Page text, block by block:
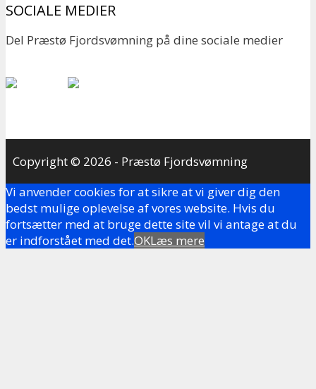
SOCIALE MEDIER
Del Præstø Fjordsvømning på dine sociale medier
Copyright © 2026 - Præstø Fjordsvømning
Vi anvender cookies for at sikre at vi giver dig den
bedst mulige oplevelse af vores website. Hvis du
fortsætter med at bruge dette site vil vi antage at du
er indforstået med det.OKLæs mere